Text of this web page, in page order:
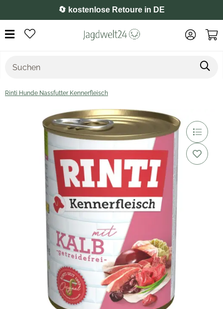
⭐️ 4,8 auf Google
Rinti Hunde Nassfutter Kennerfleisch